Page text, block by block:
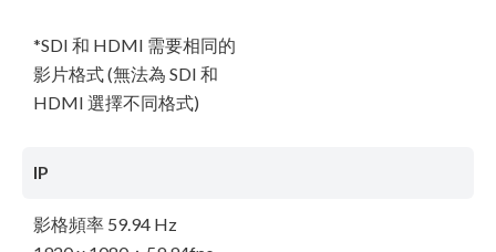
*SDI 和 HDMI 需要相同的
影片格式 (無法為 SDI 和
HDMI 選擇不同格式)
IP
影格頻率 59.94 Hz